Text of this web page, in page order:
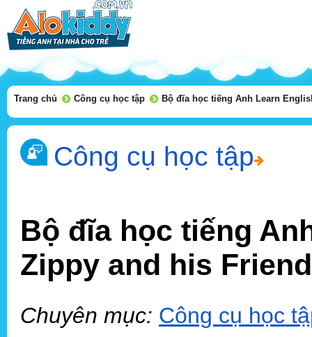
Trang chủ Công cụ học tập Bộ đĩa học tiếng Anh Learn
Công cụ học tập
Bộ đĩa học tiếng
Zippy and his
Chuyên mục: Công cụ học